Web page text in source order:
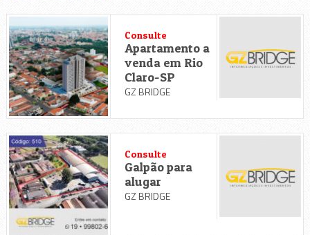
Consulte
Apartamento a
venda em Rio
Claro-SP
GZ BRIDGE
Consulte
Galpão para
alugar
GZ BRIDGE